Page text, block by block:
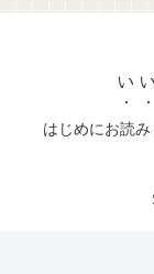
い
はじめにお読